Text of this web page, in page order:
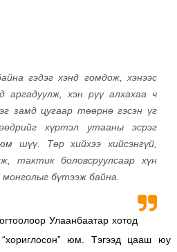
гэдэг хэнд гомдож, хэнээс
аргадуулж, хэн рүү алхахаа ч
замд цугаар төөрнө гэсэн үг
хүртэл утааны эсрэг
шүү. Төр хийхээ хийсэнгүй,
тактик боловсруулсаар хүн
монголыг бүтээж байна.
Улаанбаатар хотод
“хориглосон” юм. Тэгээд цааш юу